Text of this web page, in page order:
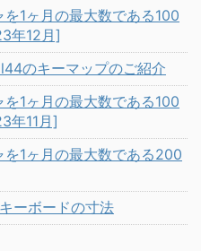
1ヶ月の最大数である100
年12月]
のキーマップのご紹介
1ヶ月の最大数である100
年11月]
1ヶ月の最大数である200
ーボードの寸法